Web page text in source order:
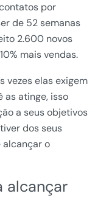
por
de 52 semanas
2.600 novos
mais vendas.
vezes elas exigem
as atinge, isso
a seus objetivos
dos seus
alcançar o
alcançar